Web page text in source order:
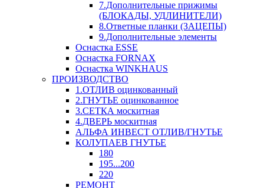
7.Дополнительные прижимы
(БЛОКАДЫ, УДЛИНИТЕЛИ)
8.Ответные планки (ЗАЦЕПЫ)
9.Дополнительные элементы
Оснастка ESSE
Оснастка FORNAX
Оснастка WINKHAUS
ПРОИЗВОДСТВО
1.ОТЛИВ оцинкованный
2.ГНУТЬЕ оцинкованное
3.СЕТКА москитная
4.ДВЕРЬ москитная
АЛЬФА ИНВЕСТ ОТЛИВ/ГНУТЬЕ
КОЛУПАЕВ ГНУТЬЕ
180
195...200
220
РЕМОНТ